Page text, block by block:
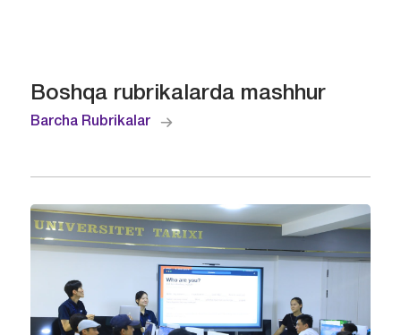
Boshqa rubrikalarda mashhur
Barcha Rubrikalar